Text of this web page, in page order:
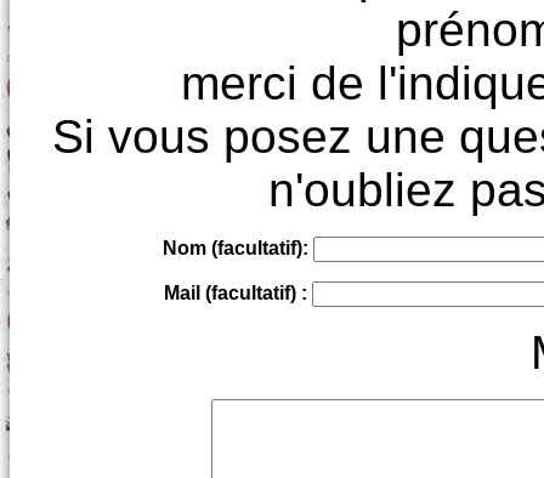
merci de
Si vous posez une
n'oubliez
Nom (facultatif):
Mail (facultatif) :